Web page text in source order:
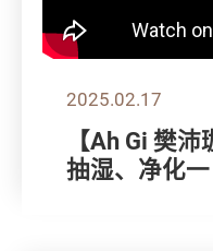
2025.02.17
【Ah Gi 樊
抽湿、净化一